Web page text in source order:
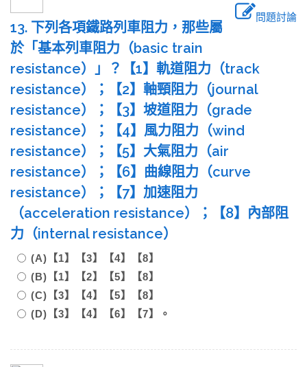
問題討論
13. 下列各項鐵路列車阻力，那些屬
於「基本列車阻力（basic train
resistance）」？【1】軌道阻力（track
resistance）；【2】軸頸阻力（journal
resistance）；【3】坡道阻力（grade
resistance）；【4】風力阻力（wind
resistance）；【5】大氣阻力（air
resistance）；【6】曲線阻力（curve
resistance）；【7】加速阻力
（acceleration resistance）；【8】內部阻
力（internal resistance）
(A)【1】【3】【4】【8】
(B)【1】【2】【5】【8】
(C)【3】【4】【5】【8】
(D)【3】【4】【6】【7】。